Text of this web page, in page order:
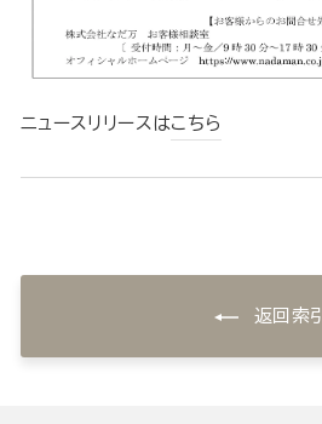
ニュースリリースはこちら
返回索引